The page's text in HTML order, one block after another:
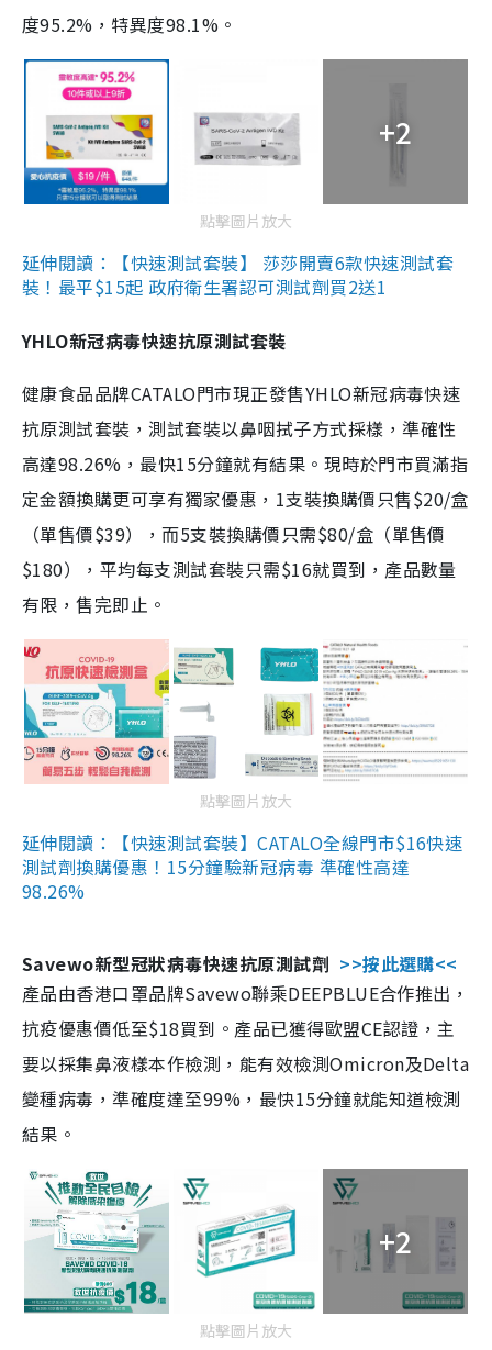
度95.2%，特異度98.1%。
+2
點擊圖片放大
延伸閱讀：【快速測試套裝】 莎莎開賣6款快速測試套
裝！最平$15起 政府衛生署認可測試劑買2送1
YHLO新冠病毒快速抗原測試套裝
健康食品品牌CATALO門市現正發售YHLO新冠病毒快速
抗原測試套裝，測試套裝以鼻咽拭子方式採樣，準確性
高達98.26%，最快15分鐘就有結果。現時於門市買滿指
定金額換購更可享有獨家優惠，1支裝換購價只售$20/盒
（單售價$39），而5支裝換購價只需$80/盒（單售價
$180），平均每支測試套裝只需$16就買到，產品數量
有限，售完即止。
點擊圖片放大
延伸閱讀：【快速測試套裝】CATALO全線門市$16快速
測試劑換購優惠！15分鐘驗新冠病毒 準確性高達
98.26%
Savewo新型冠狀病毒快速抗原測試劑 >>按此選購<<
產品由香港口罩品牌Savewo聯乘DEEPBLUE合作推出，
抗疫優惠價低至$18買到。產品已獲得歐盟CE認證，主
要以採集鼻液樣本作檢測，能有效檢測Omicron及Delta
變種病毒，準確度達至99%，最快15分鐘就能知道檢測
結果。
+2
點擊圖片放大